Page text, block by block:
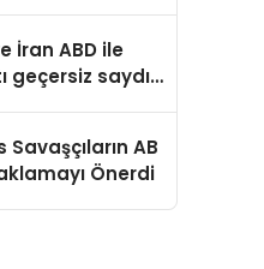
İran ABD ile
geçersiz saydı
Savaşçıların AB
Önerdi